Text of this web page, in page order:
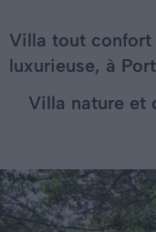
Villa tout confort
luxurieuse, à
Villa nature et